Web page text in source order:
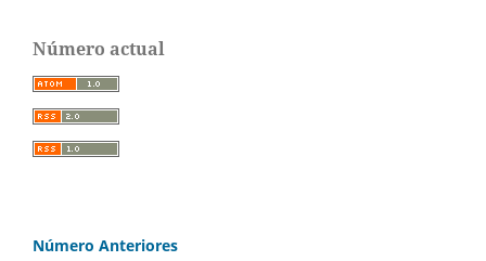
Número actual
Número Anteriores